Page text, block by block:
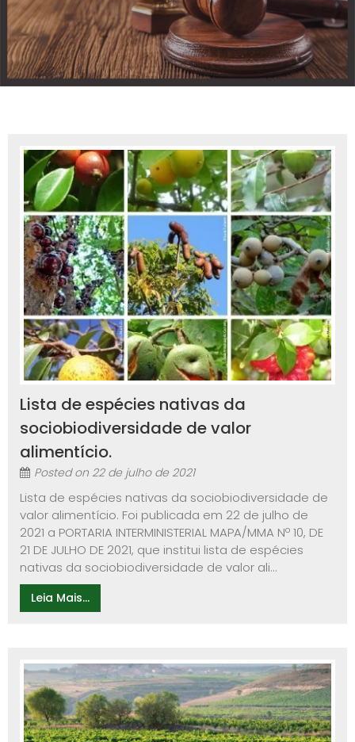
Lista de espécies nativas da
sociobiodiversidade de valor
alimentício.
Posted on 22 de julho de 2021
Lista de espécies nativas da sociobiodiversidade de
valor alimentício. Foi publicada em 22 de julho de
2021 a PORTARIA INTERMINISTERIAL MAPA/MMA Nº 10, DE
21 DE JULHO DE 2021, que institui lista de espécies
nativas da sociobiodiversidade de valor ali...
Leia Mais...